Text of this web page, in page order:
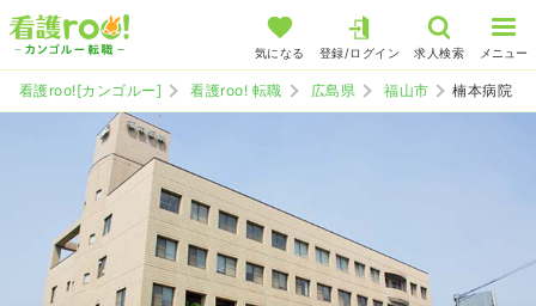
気になる 登録/ログイン 求人検索 メニュー
看護roo![カンゴルー] 看護roo! 転職 広島県 福山市 楠本病院